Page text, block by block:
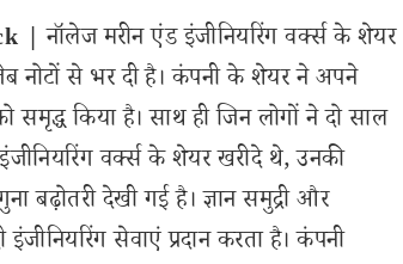
| नॉलेज मरीन एंड इंजीनियरिंग वर्क्स के शेयर
नोटों से भर दी है। कंपनी के शेयर ने अपने
समृद्ध किया है। साथ ही जिन लोगों ने दो साल
वर्क्स के शेयर खरीदे थे, उनकी
बढ़ोतरी देखी गई है। ज्ञान समुद्री और
इंजीनियरिंग सेवाएं प्रदान करता है। कंपनी